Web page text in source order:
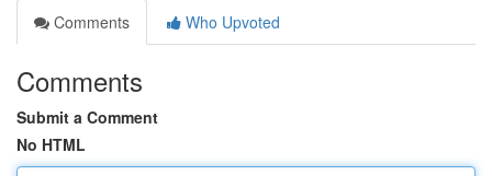
Comments
Who Upvoted
Comments
Submit a Comment
No HTML